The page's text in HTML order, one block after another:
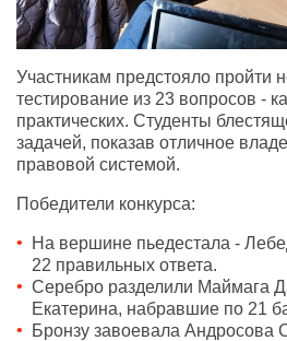
Участникам предстояло пройти
тестирование из 23 вопросов -
практических. Студенты
задачей, показав отличное
правовой системой.
Победители конкурса:
На вершине пьедестала -
22 правильных ответа.
Серебро разделили Маймага
Екатерина, набравшие по 21
Бронзу завоевала Андросова